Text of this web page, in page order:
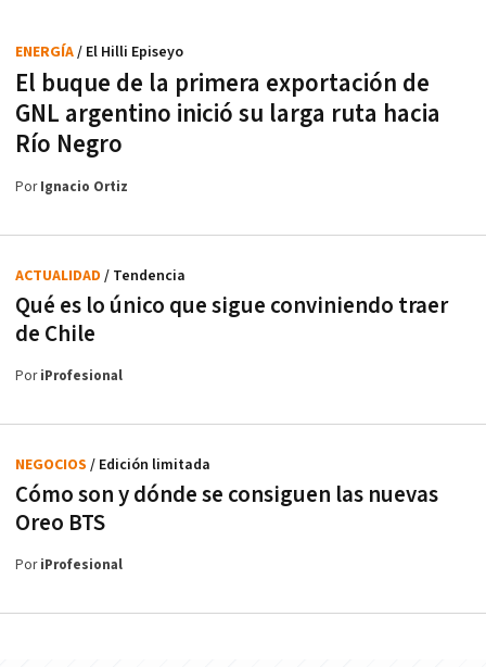
El buque de la primera exportación de
GNL argentino inició su larga ruta hacia
Río Negro
ENERGÍA/ El Hilli Episeyo
PorIgnacio Ortiz
Qué es lo único que sigue conviniendo traer
de Chile
ACTUALIDAD / Tendencia
PoriProfesional
Cómo son y dónde se consiguen las nuevas
Oreo BTS
NEGOCIOS / Edición limitada
PoriProfesional